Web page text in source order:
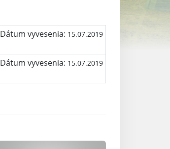
Dátum vyvesenia: 15.07.2019
Dátum vyvesenia: 15.07.2019